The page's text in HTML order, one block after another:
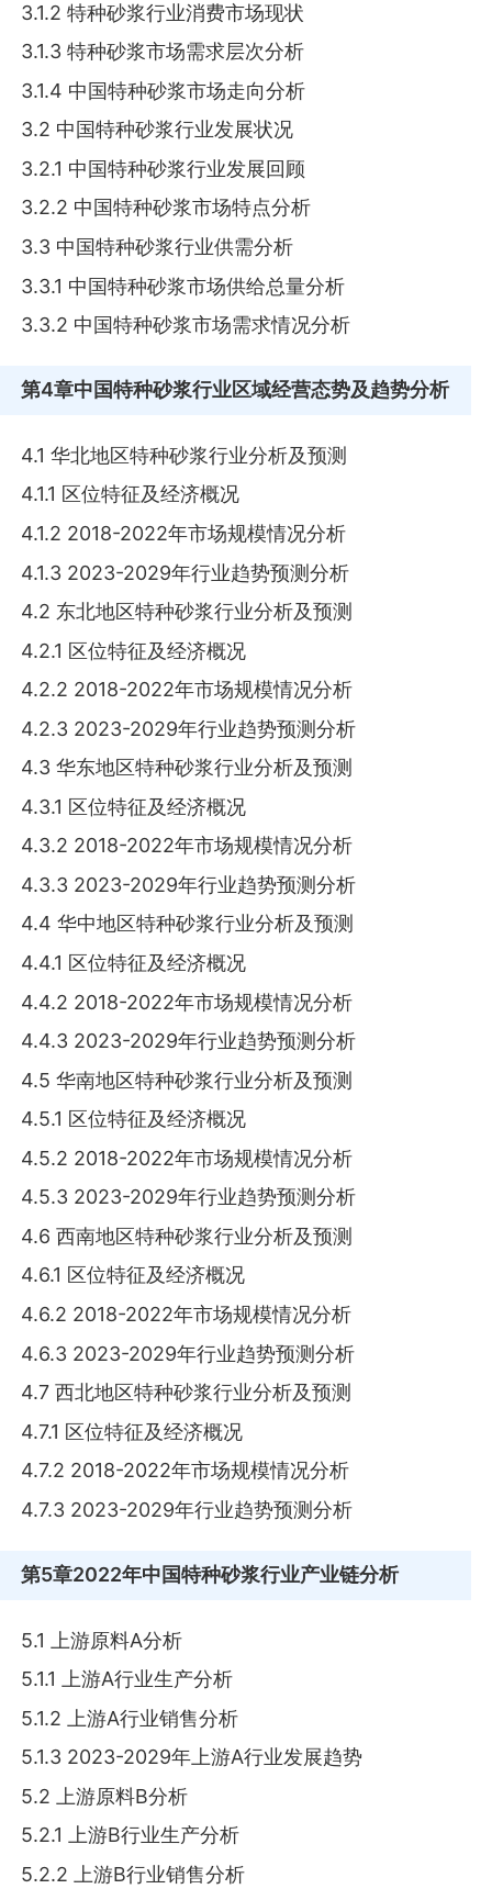
3.1.2 特种砂浆行业消费市场现状
3.1.3 特种砂浆市场需求层次分析
3.1.4 中国特种砂浆市场走向分析
3.2 中国特种砂浆行业发展状况
3.2.1 中国特种砂浆行业发展回顾
3.2.2 中国特种砂浆市场特点分析
3.3 中国特种砂浆行业供需分析
3.3.1 中国特种砂浆市场供给总量分析
3.3.2 中国特种砂浆市场需求情况分析
第4章中国特种砂浆行业区域经营态势及趋势分析
4.1 华北地区特种砂浆行业分析及预测
4.1.1 区位特征及经济概况
4.1.2 2018-2022年市场规模情况分析
4.1.3 2023-2029年行业趋势预测分析
4.2 东北地区特种砂浆行业分析及预测
4.2.1 区位特征及经济概况
4.2.2 2018-2022年市场规模情况分析
4.2.3 2023-2029年行业趋势预测分析
4.3 华东地区特种砂浆行业分析及预测
4.3.1 区位特征及经济概况
4.3.2 2018-2022年市场规模情况分析
4.3.3 2023-2029年行业趋势预测分析
4.4 华中地区特种砂浆行业分析及预测
4.4.1 区位特征及经济概况
4.4.2 2018-2022年市场规模情况分析
4.4.3 2023-2029年行业趋势预测分析
4.5 华南地区特种砂浆行业分析及预测
4.5.1 区位特征及经济概况
4.5.2 2018-2022年市场规模情况分析
4.5.3 2023-2029年行业趋势预测分析
4.6 西南地区特种砂浆行业分析及预测
4.6.1 区位特征及经济概况
4.6.2 2018-2022年市场规模情况分析
4.6.3 2023-2029年行业趋势预测分析
4.7 西北地区特种砂浆行业分析及预测
4.7.1 区位特征及经济概况
4.7.2 2018-2022年市场规模情况分析
4.7.3 2023-2029年行业趋势预测分析
第5章2022年中国特种砂浆行业产业链分析
5.1 上游原料A分析
5.1.1 上游A行业生产分析
5.1.2 上游A行业销售分析
5.1.3 2023-2029年上游A行业发展趋势
5.2 上游原料B分析
5.2.1 上游B行业生产分析
5.2.2 上游B行业销售分析